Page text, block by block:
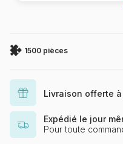
1500 pièces
Livraison offerte
Expédié le jour
Pour toute